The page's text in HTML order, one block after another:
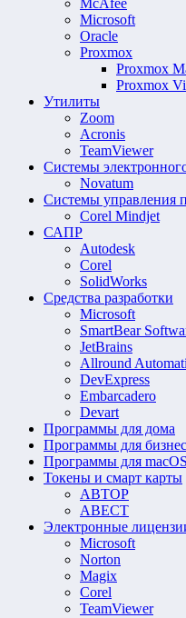
Microsoft
Oracle
Proxmox
Proxmox
Proxmox
Утилиты
Zoom
Acronis
TeamViewer
Системы
Novatum
Системы управления
Corel Mindjet
САПР
Autodesk
Corel
SolidWorks
Средства разработки
Microsoft
SmartBear
JetBrains
Allround
DevExpress
Embarcadero
Devart
Программы для дома
Программы для
Программы для macOS
Токены и смарт карты
АВТОР
АВЕСТ
Электронные
Microsoft
Norton
Magix
Corel
TeamViewer